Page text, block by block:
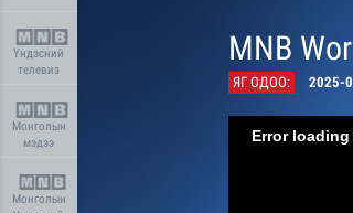
Үндэсний
телевиз
Монголын
мэдээ
Монголын
MNB
ЯГ ОДОО: 2025-
Error